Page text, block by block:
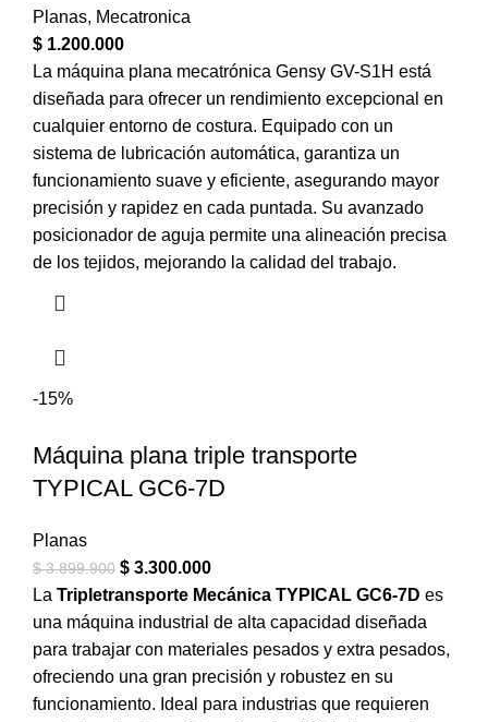
Planas, Mecatronica
$ 1.200.000
La máquina plana mecatrónica Gensy GV-S1H está
diseñada para ofrecer un rendimiento excepcional en
cualquier entorno de costura. Equipado con un
sistema de lubricación automática, garantiza un
funcionamiento suave y eficiente, asegurando mayor
precisión y rapidez en cada puntada. Su avanzado
posicionador de aguja permite una alineación precisa
de los tejidos, mejorando la calidad del trabajo.
-15%
Máquina plana triple transporte
TYPICAL GC6-7D
Planas
$3.899.900 $ 3.300.000
La Tripletransporte Mecánica TYPICAL GC6-7D es
una máquina industrial de alta capacidad diseñada
para trabajar con materiales pesados y extra pesados,
ofreciendo una gran precisión y robustez en su
funcionamiento. Ideal para industrias que requieren